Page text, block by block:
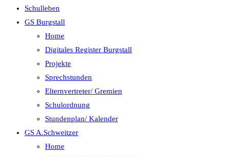
Schulleben
GS Burgstall
Home
Digitales Register Burgstall
Projekte
Sprechstunden
Elternvertreter/ Gremien
Schulordnung
Stundenplan/ Kalender
GS A.Schweitzer
Home